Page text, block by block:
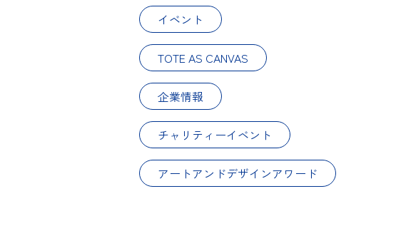
イベント
TOTE AS CANVAS
企業情報
チャリティーイベント
アートアンドデザインアワード